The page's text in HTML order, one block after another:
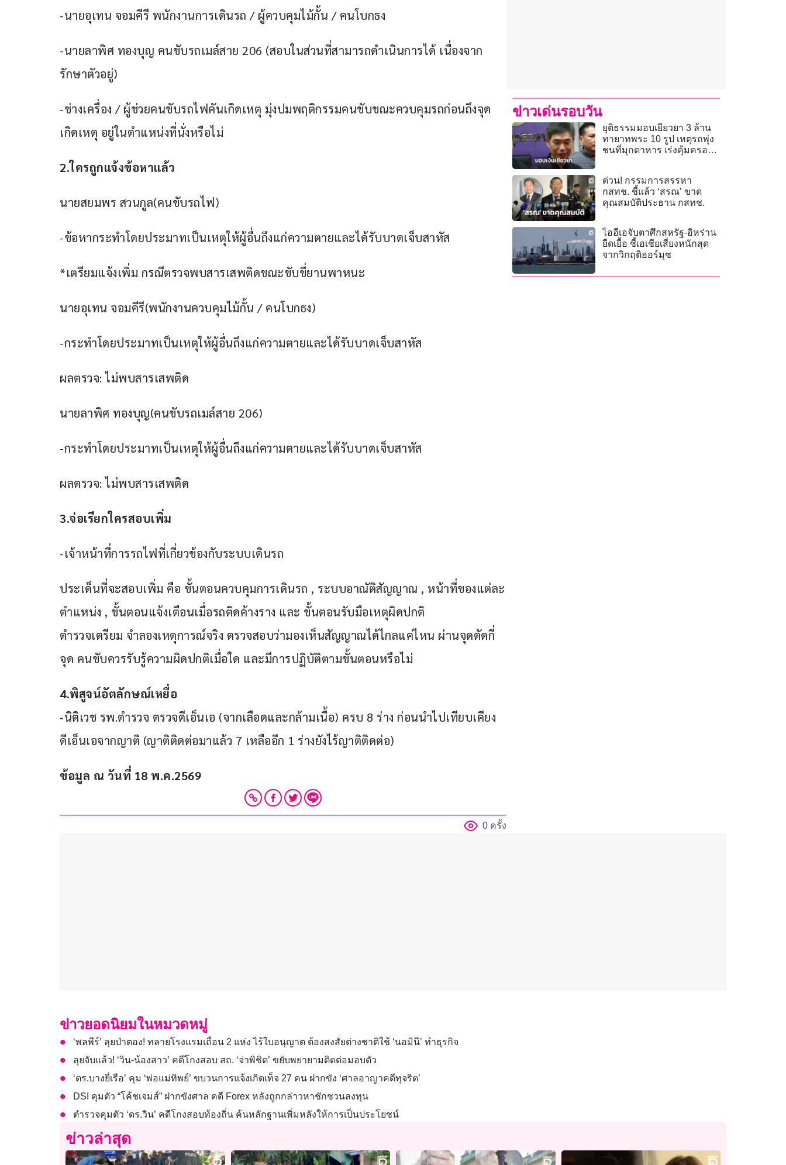
-นายอุเทน จอมคีรี พนักงานการเดินรถ / ผู้ควบคุมไม้กั้น / คนโบกธง
-นายลาพิศ ทองบุญ คนขับรถเมล์สาย 206 (สอบในส่วนที่สามารถดำเนินการได้ เนื่องจาก
รักษาตัวอยู่)
-ช่างเครื่อง / ผู้ช่วยคนขับรถไฟคันเกิดเหตุ มุ่งปมพฤติกรรมคนขับขณะควบคุมรถก่อนถึงจุด
เกิดเหตุ อยู่ในตำแหน่งที่นั่งหรือไม่
2.ใครถูกแจ้งข้อหาแล้ว
นายสยมพร สวนกูล(คนขับรถไฟ)
-ข้อหากระทำโดยประมาทเป็นเหตุให้ผู้อื่นถึงแก่ความตายและได้รับบาดเจ็บสาหัส
*เตรียมแจ้งเพิ่ม กรณีตรวจพบสารเสพติดขณะขับขี่ยานพาหนะ
นายอุเทน จอมคีรี(พนักงานควบคุมไม้กั้น / คนโบกธง)
-กระทำโดยประมาทเป็นเหตุให้ผู้อื่นถึงแก่ความตายและได้รับบาดเจ็บสาหัส
ผลตรวจ: ไม่พบสารเสพติด
นายลาพิศ ทองบุญ(คนขับรถเมล์สาย 206)
-กระทำโดยประมาทเป็นเหตุให้ผู้อื่นถึงแก่ความตายและได้รับบาดเจ็บสาหัส
ผลตรวจ: ไม่พบสารเสพติด
3.จ่อเรียกใครสอบเพิ่ม
-เจ้าหน้าที่การรถไฟที่เกี่ยวข้องกับระบบเดินรถ
ประเด็นที่จะสอบเพิ่ม คือ ขั้นตอนควบคุมการเดินรถ , ระบบอาณัติสัญญาณ , หน้าที่ของแต่ละ
ตำแหน่ง , ขั้นตอนแจ้งเตือนเมื่อรถติดค้างราง และ ขั้นตอนรับมือเหตุผิดปกติ
ตำรวจเตรียม จำลองเหตุการณ์จริง ตรวจสอบว่ามองเห็นสัญญาณได้ไกลแค่ไหน ผ่านจุดตัดกี่
จุด คนขับควรรับรู้ความผิดปกติเมื่อใด และมีการปฏิบัติตามขั้นตอนหรือไม่
4.พิสูจน์อัตลักษณ์เหยื่อ
-นิติเวช รพ.ตำรวจ ตรวจดีเอ็นเอ (จากเลือดและกล้ามเนื้อ) ครบ 8 ร่าง ก่อนนำไปเทียบเคียง
ดีเอ็นเอจากญาติ (ญาติติดต่อมาแล้ว 7 เหลืออีก 1 ร่างยังไร้ญาติติดต่อ)
ข้อมูล ณ วันที่ 18 พ.ค.2569
0 ครั้ง
ข่าวเด่นรอบวัน
ยุติธรรมมอบเยียวยา 3 ล้าน
ทายาทพระ 10 รูป เหตุรถพุ่ง
ชนที่มุกดาหาร เร่งคุ้มครอง
ด่วน! กรรมการสรรหา
กสทช. ชี้แล้ว ‘สรณ’ ขาด
คุณสมบัติประธาน กสทช.
ไออีเอจับตาศึกสหรัฐ-อิหร่าน
ยืดเยื้อ ชี้เอเชียเสี่ยงหนักสุด
จากวิกฤติฮอร์มุซ
ข่าวยอดนิยมในหมวดหมู่
‘พลพีร์’ ลุยป่าตอง! ทลายโรงแรมเถื่อน 2 แห่ง ไร้ใบอนุญาต ต้องสงสัยต่างชาติใช้ ‘นอมินี’ ทำธุรกิจ
ลุยจับแล้ว! ‘วิน-น้องสาว’ คดีโกงสอบ สถ. ‘จ่าพิชิต’ ขยับพยายามติดต่อมอบตัว
‘ตร.บางยี่เรือ’ คุม ‘พ่อแม่ทิพย์’ ขบวนการแจ้งเกิดเท็จ 27 คน ฝากขัง ‘ศาลอาญาคดีทุจริต’
DSI คุมตัว “โค้ชเจมส์” ฝากขังศาล คดี Forex หลังถูกกล่าวหาชักชวนลงทุน
ตำรวจคุมตัว ‘ดร.วิน’ คดีโกงสอบท้องถิ่น ค้นหลักฐานเพิ่มหลังให้การเป็นประโยชน์
ข่าวล่าสุด